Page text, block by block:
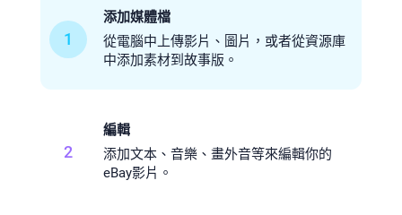
1
添加媒體檔
從電腦中上傳影片、圖片，或者從資源庫
中添加素材到故事版。
2
編輯
添加文本、音樂、畫外音等來編輯你的
eBay影片。